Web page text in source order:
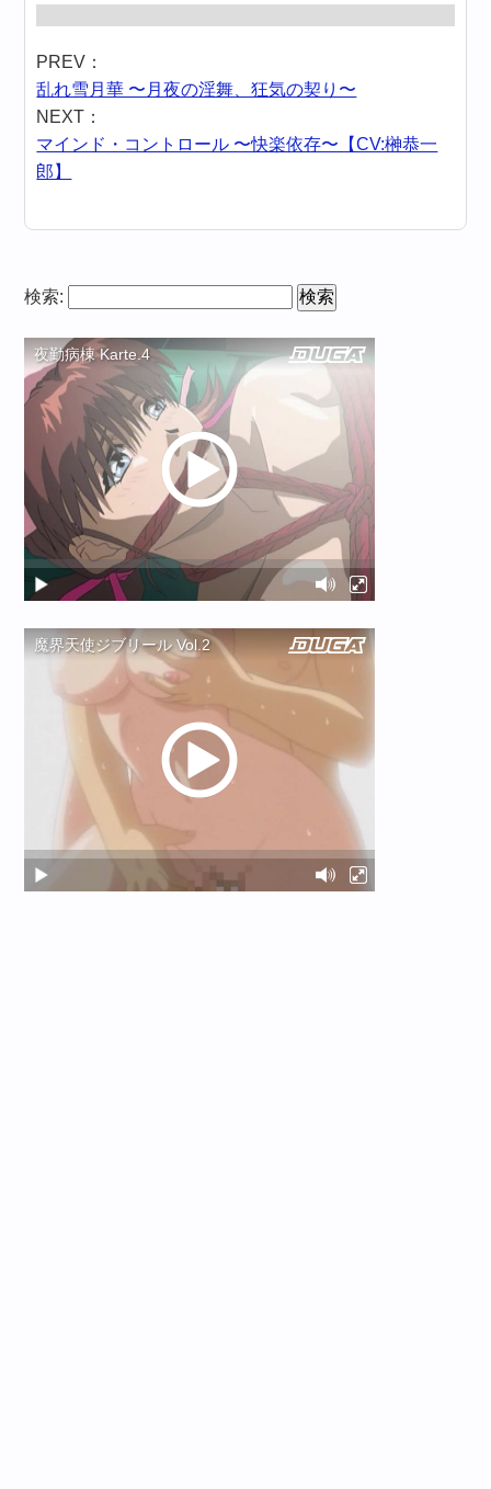
PREV：
乱れ雪月華 〜月夜の淫舞、狂気の契り〜
NEXT：
マインド・コントロール 〜快楽依存〜【CV:榊恭一
郎】
検索: